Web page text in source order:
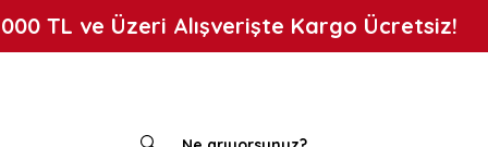
TL ve Üzeri Alışverişte Kargo Ücretsiz!